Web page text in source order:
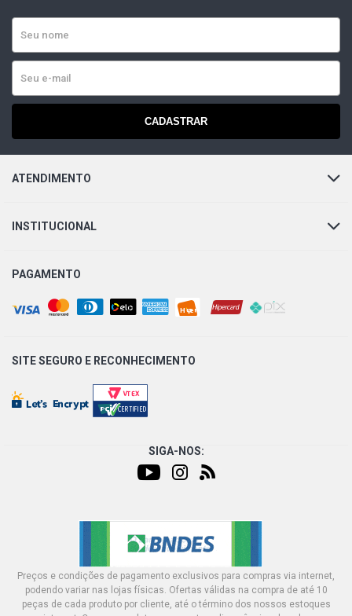
CADASTRAR
ATENDIMENTO
INSTITUCIONAL
PAGAMENTO
SITE SEGURO E RECONHECIMENTO
SIGA-NOS:
Preços e condições de pagamento exclusivos para compras via internet,
podendo variar nas lojas físicas. Ofertas válidas na compra de até 10
peças de cada produto por cliente, até o término dos nossos estoques